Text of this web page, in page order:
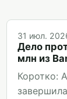
31 июл.
Дело
млн из
Коротко: